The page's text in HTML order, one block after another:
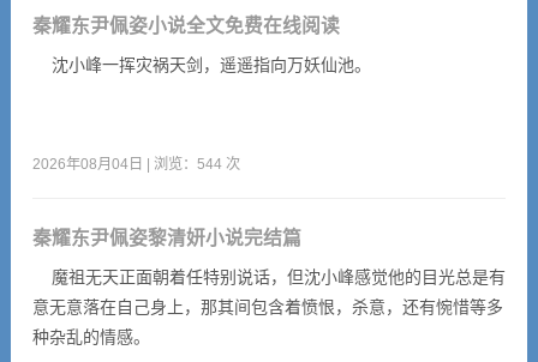
秦耀东尹佩姿小说全文免费在线阅读
沈小峰一挥灾祸天剑，遥遥指向万妖仙池。
2026年08月04日 | 浏览：544 次
秦耀东尹佩姿黎清妍小说完结篇
魔祖无天正面朝着任特别说话，但沈小峰感觉他的目光总是有
意无意落在自己身上，那其间包含着愤恨，杀意，还有惋惜等多
种杂乱的情感。